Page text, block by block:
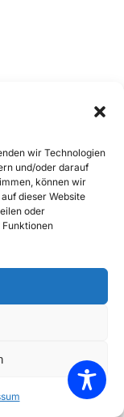
wir Technologien
und/oder darauf
können wir
dieser Website
oder